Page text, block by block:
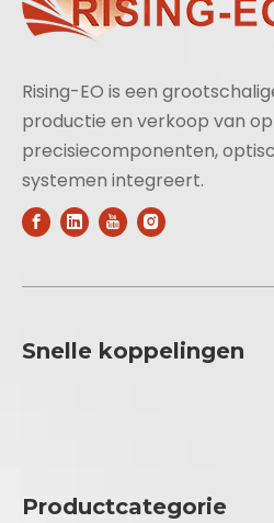
Rising-EO is een
productie en verkoop van
precisiecomponenten,
systemen integreert.
Snelle koppelingen
Productcategorie